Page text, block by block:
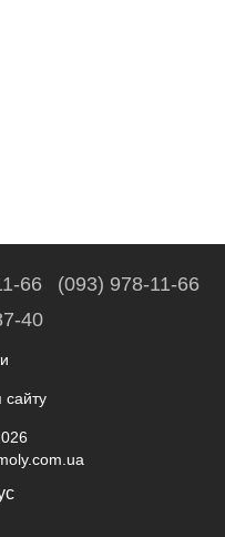
66
(093) 978-11-66
40
сайту